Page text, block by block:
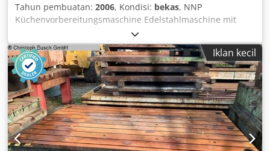
Tahun pembuatan: 2006, Kondisi: bekas, NNP
Küchenvorbereitungsmaschine Edelstahlmaschine mit
Aufsätzen zum Schneiden/Würfeln und Reiben, ideal für
Käse, Gemüse usw. Enthaltene Gitter: 12x12, 8x8, Dsdpeb
Ua Eysfx Am Aowa
Iklan kecil